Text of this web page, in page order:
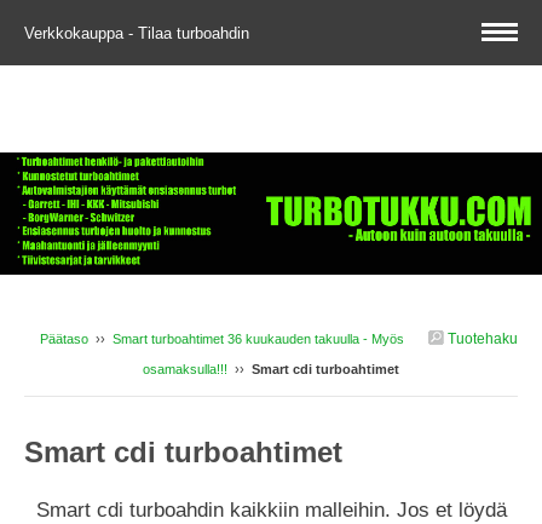
Verkkokauppa - Tilaa turboahdin
Tuotehaku
Päätaso›› Smart turboahtimet 36 kuukauden takuulla - Myös
osamaksulla!!! ›› Smart cdi turboahtimet
Smart cdi turboahtimet
Smart cdi turboahdin kaikkiin malleihin. Jos et löydä